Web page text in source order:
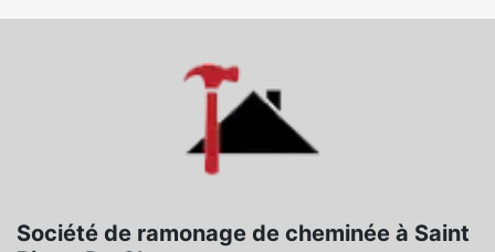
Société de ramonage de cheminée à Saint